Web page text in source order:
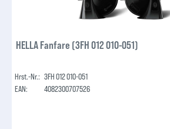
HELLA Fanfare (3FH 012 010-051)
Hrst.-Nr.: 3FH 012 010-051
EAN:
4082300707526